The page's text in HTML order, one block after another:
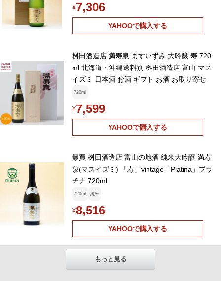
¥7,306
YAHOOで購入する
桝田酒造店 満寿泉 ますいずみ 大吟醸 寿 720
ml 北海道・沖縄送料別 桝田酒造店 富山 マス
イズミ 日本酒 お酒 ギフト お酒 お取り寄せ
720ml
¥7,599
YAHOOで購入する
爆買 桝田酒造店 富山の地酒 純米大吟醸 満寿
泉(マスイズミ) 「寿」vintage「Platina」プラ
チナ 720ml
720ml 純米
¥8,516
YAHOOで購入する
もっと見る